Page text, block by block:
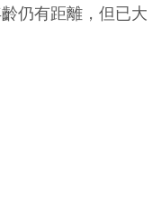
仍有距離，但已大